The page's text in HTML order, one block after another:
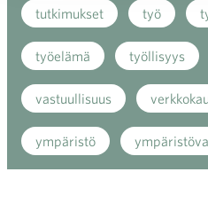
tutkimukset työ
työelämä työllisyys
vastuullisuus
ympäristö